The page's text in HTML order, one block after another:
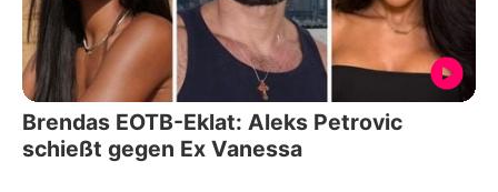
Brendas EOTB-Eklat: Aleks Petrovic
schießt gegen Ex Vanessa